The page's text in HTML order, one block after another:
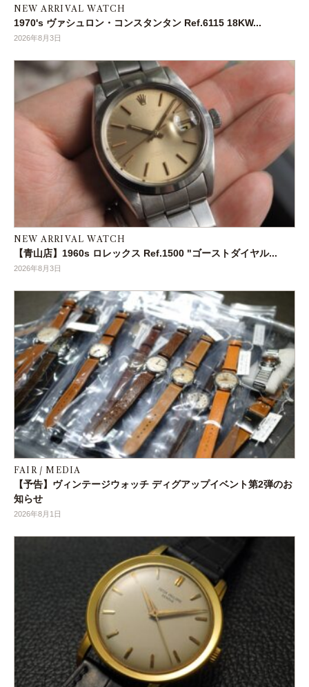
NEW ARRIVAL WATCH
1970's ヴァシュロン・コンスタンタン Ref.6115 18KW...
2026年8月3日
NEW ARRIVAL WATCH
【青山店】1960s ロレックス Ref.1500 "ゴーストダイヤル...
2026年8月3日
FAIR / MEDIA
【予告】ヴィンテージウォッチ ディグアップイベント第2弾のお
知らせ
2026年8月1日